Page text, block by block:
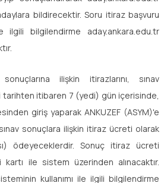
bildirecektir. Soru itiraz başvuru
ilgili bilgilendirme aday.ankara.edu.tr
ilişkin itirazlarını, sınav
tarihten itibaren 7 (yedi) gün içerisinde,
giriş yaparak ANKUZEF (ASYM)'e
sonuçlara ilişkin itiraz ücreti olarak
ödeyeceklerdir. Sonuç itiraz ücreti
ile sistem üzerinden alınacaktır.
kullanımı ile ilgili bilgilendirme